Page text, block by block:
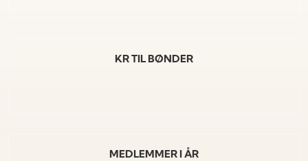
KR TIL BØNDER
MEDLEMMER I ÅR